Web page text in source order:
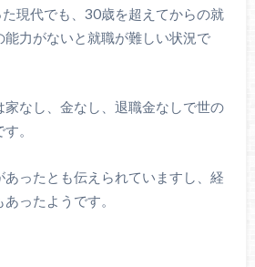
現代でも、30歳を超えてからの就
力がないと就職が難しい状況で
家なし、金なし、退職金なしで世の
。
ったとも伝えられていますし、経
ったようです。